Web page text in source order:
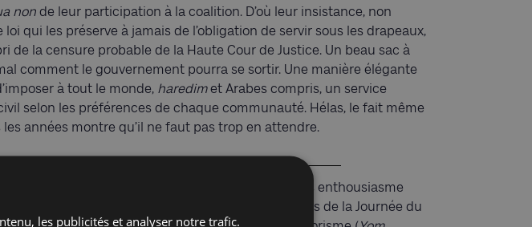
non de leur participation à la coalition. D’où leur insistance, non
qui les préserve à jamais de l’obligation de servir sous les drapeaux,
de la censure probable de la Haute Cour de Justice. Un beau sac à
comment le gouvernement pourra se sortir. Une manière élégante
à tout le monde, haredimet Arabes compris, un service
selon les préférences de chaque communauté. Hélas, le fait même
les années montre qu’il ne faut pas trop en attendre.
on comprend que les Israéliens préparent sans enthousiasme
75
anniversaire de l’Etat juif. La veille, 24 avril, lors de la Journée du
les publicités et analyser notre trafic.